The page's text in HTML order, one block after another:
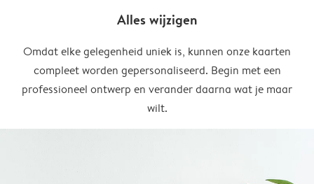
Alles wijzigen
Omdat elke gelegenheid uniek is, kunnen onze kaarten
compleet worden gepersonaliseerd. Begin met een
professioneel ontwerp en verander daarna wat je maar
wilt.